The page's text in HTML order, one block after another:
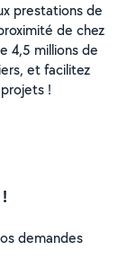
prestations de
de chez
4,5 millions de
et facilitez
!
demandes